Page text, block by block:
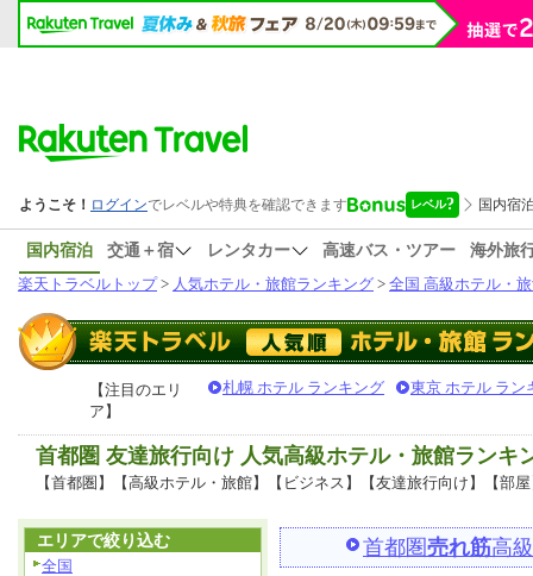
国内宿泊 交通＋宿 レンタカー 高速バス・ツアー
海外旅
楽天トラベルトップ> 人気ホテル・旅館ランキング > 全国 高級ホテル・
【注目のエリ
ア】
札幌 ホテル ランキング 東京 ホテル ラン
首都圏 友達旅行向け 人気高級ホテル・旅館ランキ
【首都圏】【高級ホテル・旅館】【ビジネス】【友達旅行向け】【部
首都圏売れ筋高
エリアで絞り込む
全国